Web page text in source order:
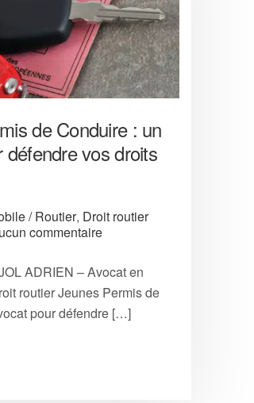
de Conduire : un
défendre vos droits
/ Routier, Droit routier
commentaire
ADRIEN – Avocat en
routier Jeunes Permis de
pour défendre […]